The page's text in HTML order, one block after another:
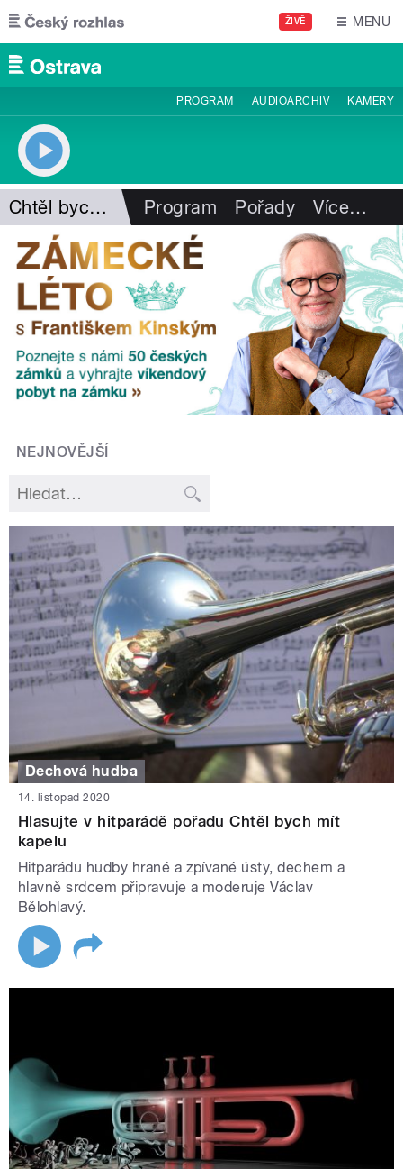
Přejít k hlavnímu obsahu
ŽIVĚ MENU
PROGRAM AUDIOARCHIV KAMERY
Chtěl bych mít kapelu Program Pořady Více…
NEJNOVĚJŠÍ
Dechová hudba
14. listopad 2020
Hlasujte v hitparádě pořadu Chtěl bych mít
kapelu
Hitparádu hudby hrané a zpívané ústy, dechem a
hlavně srdcem připravuje a moderuje Václav
Bělohlavý.